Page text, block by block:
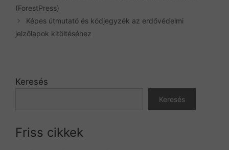
(ForestPress)
Képes útmutató és kódjegyzék az erdővédelmi
jelzőlapok kitöltéséhez
Keresés
Keresés
Friss cikkek